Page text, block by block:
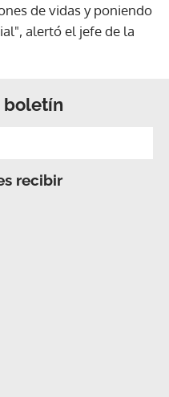
de vidas y poniendo
alertó el jefe de la
boletín
recibir